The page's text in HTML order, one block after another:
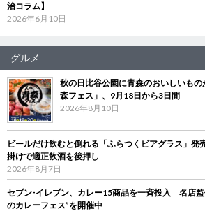
治コラム】
2026年6月10日
グルメ
秋の日比谷公園に青森のおいしい
森フェス」、9月18日から3日間
2026年8月10日
ビールだけ飲むと倒れる「ふらつくビアグラス」
掛けで適正飲酒を後押し
2026年8月7日
セブン‐イレブン、カレー15商品を一斉投入 名店
のカレーフェス”を開催中